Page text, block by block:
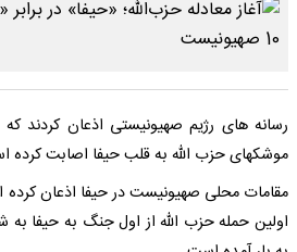
موشکهای حزب الله به قلب حیفا اصابت کرده
مقامات محلی صهیونیست در حیفا اذعان
اولین حمله حزب الله از اول جنگ به حیفا به